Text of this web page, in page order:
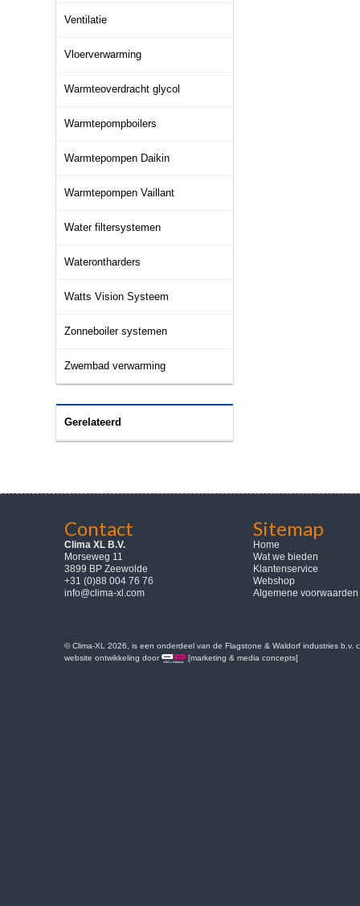
Ventilatie
Vloerverwarming
Warmteoverdracht glycol
Warmtepompboilers
Warmtepompen Daikin
Warmtepompen Vaillant
Water filtersystemen
Waterontharders
Watts Vision Systeem
Zonneboiler systemen
Zwembad verwarming
Gerelateerd
Contact
Clima XL B.V.
Morseweg 11
3899 BP Zeewolde
+31 (0)88 004 76 76
info@clima-xl.com
Sitemap
Home
Wat we bieden
Klantenservice
Webshop
Algemene voorwaarden
© Clima-XL 2026, is een onderdeel van de Flagstone & Waldorf industries b.v.
website ontwikkeling door
[marketing & media concepts]